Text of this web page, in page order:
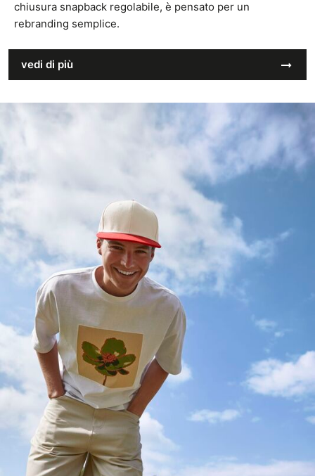
chiusura snapback regolabile, è pensato per un
rebranding semplice.
vedi di più